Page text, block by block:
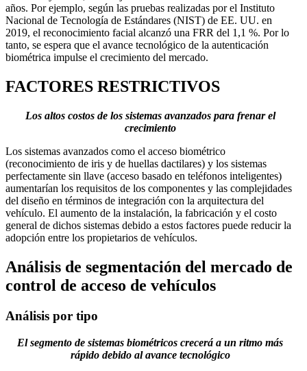
años. Por ejemplo, según las pruebas realizadas por el Instituto
Nacional de Tecnología de Estándares (NIST) de EE. UU. en
2019, el reconocimiento facial alcanzó una FRR del 1,1 %. Por lo
tanto, se espera que el avance tecnológico de la autenticación
biométrica impulse el crecimiento del mercado.
FACTORES RESTRICTIVOS
Los altos costos de los sistemas avanzados para frenar el
crecimiento
Los sistemas avanzados como el acceso biométrico
(reconocimiento de iris y de huellas dactilares) y los sistemas
perfectamente sin llave (acceso basado en teléfonos inteligentes)
aumentarían los requisitos de los componentes y las complejidades
del diseño en términos de integración con la arquitectura del
vehículo. El aumento de la instalación, la fabricación y el costo
general de dichos sistemas debido a estos factores puede reducir la
adopción entre los propietarios de vehículos.
Análisis de segmentación del mercado de
control de acceso de vehículos
Análisis por tipo
El segmento de sistemas biométricos crecerá a un ritmo más
rápido debido al avance tecnológico